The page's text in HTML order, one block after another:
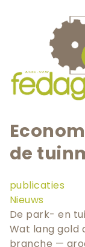
navigation
de
publicaties
Nieuws
De park- en
Wat lang gold
branche —